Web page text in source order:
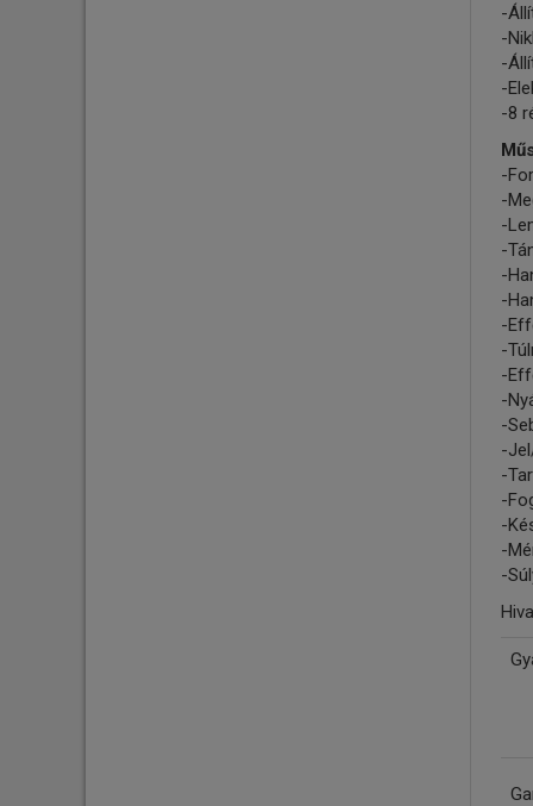
-
-
-
-
-8
-
-
-
-
-
-
-
-
-
-
-
-
-
-
-
-
-